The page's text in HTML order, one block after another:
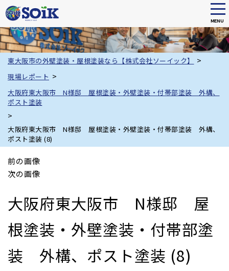
Skip
to
main
content
MENU
東大阪市の外壁塗装・屋根塗装なら【株式会社ソーイック】 >
現場レポート >
大阪府東大阪市 N様邸 屋根塗装・外壁塗装・付帯部塗装 外構、
ポスト塗装
>
大阪府東大阪市 N様邸 屋根塗装・外壁塗装・付帯部塗装 外構、
ポスト塗装 (8)
前の画像
次の画像
大阪府東大阪市 N様邸 屋
根塗装・外壁塗装・付帯部塗
装 外構、ポスト塗装 (8)